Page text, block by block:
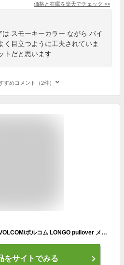
価格と在庫を楽天でチェック >>
スモーキーカラー ながら バイ
く目立つように工夫されていま
トだと思います
すめコメント（2件）
【割引クーポン対象】22-23 VOLCOM/ボルコム LONGO pullover メンズ レディース 防水プルオーバー スノーボードウェア スノーウェアー 2023 型落ち
をサイトでみる